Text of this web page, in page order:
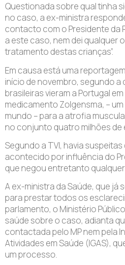
Questionada sobre qual tinha
no caso, a ex-ministra
contacto com o Presidente da
a este caso, nem dei qualquer
tratamento destas crianças”.
Em causa está uma
início de novembro, segundo a
brasileiras vieram a Portugal
medicamento Zolgensma, –
mundo – para a atrofia
no conjunto quatro milhões de
Segundo a TVI, havia
acontecido por influência do
que negou entretanto
A ex-ministra da Saúde, que já
para prestar todos os
parlamento, o Ministério
saúde sobre o caso, adianta
contactada pelo MP nem pela
Atividades em Saúde (IGAS),
um processo.